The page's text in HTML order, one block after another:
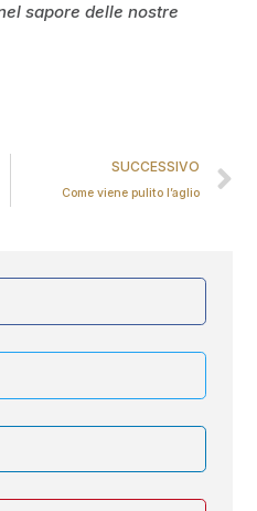
sapore delle nostre
SUCCESSIVO
Come viene pulito l’aglio